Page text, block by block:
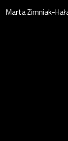
Marta Zimniak-